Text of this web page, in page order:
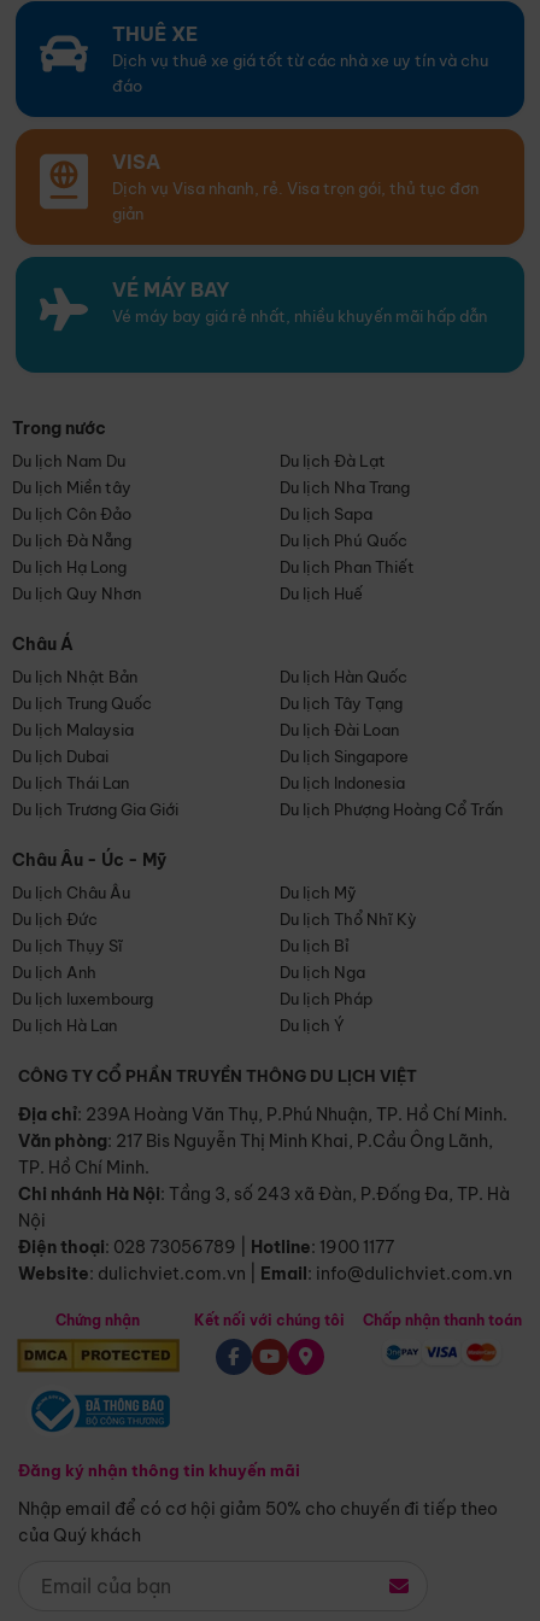
THUÊ XE
Dịch vụ thuê xe giá tốt từ các nhà xe uy tín và chu
đáo
VISA
Dịch vụ Visa nhanh, rẻ. Visa trọn gói, thủ tục đơn
giản
VÉ MÁY BAY
Vé máy bay giá rẻ nhất, nhiều khuyến mãi hấp dẫn
Trong nước
Du lịch Nam Du
Du lịch Đà Lạt
Du lịch Miền tây
Du lịch Nha Trang
Du lịch Côn Đảo
Du lịch Sapa
Du lịch Đà Nẵng
Du lịch Phú Quốc
Du lịch Hạ Long
Du lịch Phan Thiết
Du lịch Quy Nhơn
Du lịch Huế
Châu Á
Du lịch Nhật Bản
Du lịch Hàn Quốc
Du lịch Trung Quốc
Du lịch Tây Tạng
Du lịch Malaysia
Du lịch Đài Loan
Du lịch Dubai
Du lịch Singapore
Du lịch Thái Lan
Du lịch Indonesia
Du lịch Trương Gia Giới
Du lịch Phượng Hoàng Cổ Trấn
Châu Âu - Úc - Mỹ
Du lịch Châu Âu
Du lịch Mỹ
Du lịch Đức
Du lịch Thổ Nhĩ Kỳ
Du lịch Thụy Sĩ
Du lịch Bỉ
Du lịch Anh
Du lịch Nga
Du lịch luxembourg
Du lịch Pháp
Du lịch Hà Lan
Du lịch Ý
CÔNG TY CỔ PHẦN TRUYỀN THÔNG DU LỊCH VIỆT
Địa chỉ: 239A Hoàng Văn Thụ, P.Phú Nhuận, TP. Hồ Chí Minh.
Văn phòng: 217 Bis Nguyễn Thị Minh Khai, P.Cầu Ông Lãnh,
TP. Hồ Chí Minh.
Chi nhánh Hà Nội: Tầng 3, số 243 xã Đàn, P.Đống Đa, TP. Hà
Nội
Điện thoại: 028 73056789 Hotline: 1900 1177
Website: dulichviet.com.vn Email: info@dulichviet.com.vn
Chứng nhận
Đăng ký nhận thông tin khuyến mãi
Nhập email để có cơ hội giảm 50% cho chuyến đi tiếp theo
của Quý khách
Kết nối với chúng tôi Chấp nhận thanh toán